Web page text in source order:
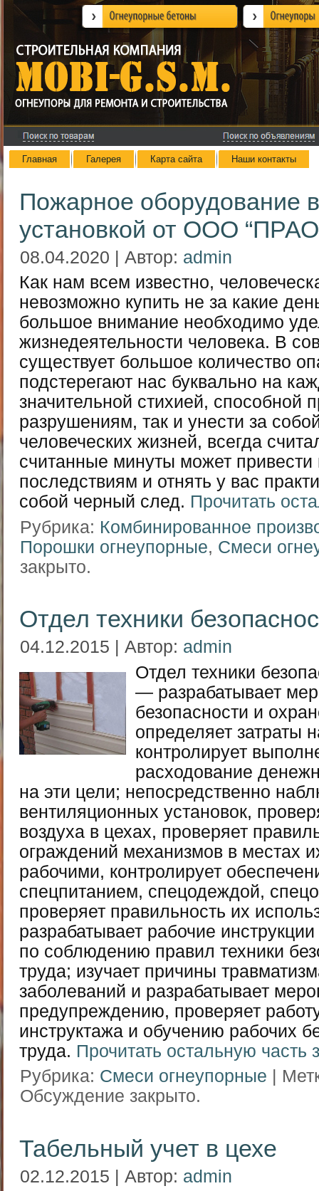
Главная Галерея Карта сайта Наши контакты
Пожарное оборудование
установкой от ООО
08.04.2020 | Автор: admin
Как нам всем известно,
невозможно купить не за какие
большое внимание необходимо
жизнедеятельности человека. В
существует большое количество
подстерегают нас буквально на
значительной стихией, способной
разрушениям, так и унести за
человеческих жизней, всегда
считанные минуты может
последствиям и отнять у вас
собой черный след. Прочитать
Рубрика: Комбинированное
Порошки огнеупорные, Смеси
закрыто.
Отдел техники
04.12.2015 | Автор: admin
Отдел техники
— разрабатывает
безопасности и
определяет затраты
контролирует
расходование
на эти цели; непосредственно
вентиляционных установок,
воздуха в цехах, проверяет
ограждений механизмов в местах
рабочими, контролирует
спецпитанием, спецодеждой,
проверяет правильность их
разрабатывает рабочие
по соблюдению правил техники
труда; изучает причины
заболеваний и разрабатывает
предупреждению, проверяет
инструктажа и обучению рабочих
труда. Прочитать остальную часть
Рубрика: Смеси огнеупорные |
Обсуждение закрыто.
Табельный учет в цехе
02.12.2015 | Автор: admin